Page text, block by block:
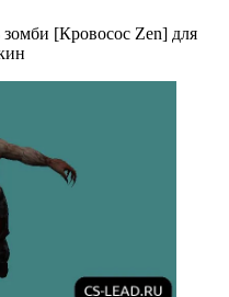
[Кровосос Zen] для